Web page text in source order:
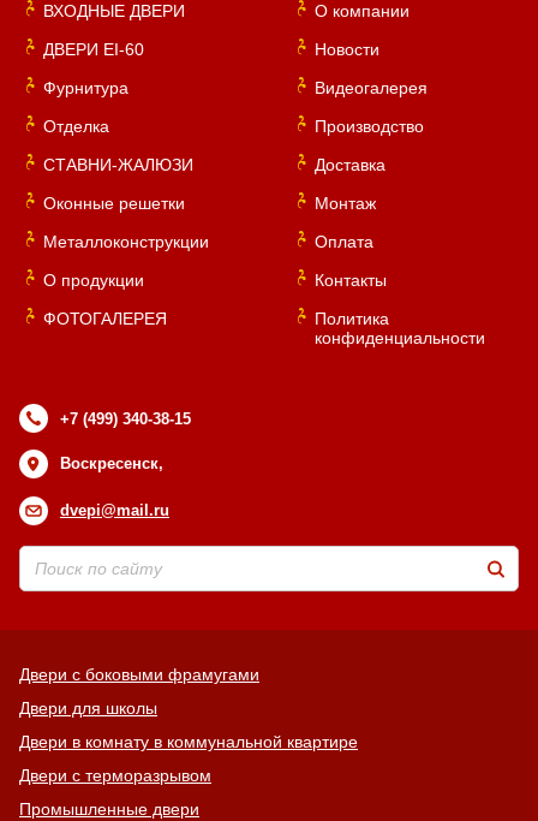
ВХОДНЫЕ ДВЕРИ
ДВЕРИ EI-60
Фурнитура
Отделка
СТАВНИ-ЖАЛЮЗИ
Оконные решетки
Металлоконструкции
О продукции
ФОТОГАЛЕРЕЯ
О компании
Новости
Видеогалерея
Производство
Доставка
Монтаж
Оплата
Контакты
Политика
конфиденциальности
+7 (499) 340-38-15
Воскресенск,
dvepi@mail.ru
Двери с боковыми фрамугами
Двери для школы
Двери в комнату в коммунальной квартире
Двери с терморазрывом
Промышленные двери